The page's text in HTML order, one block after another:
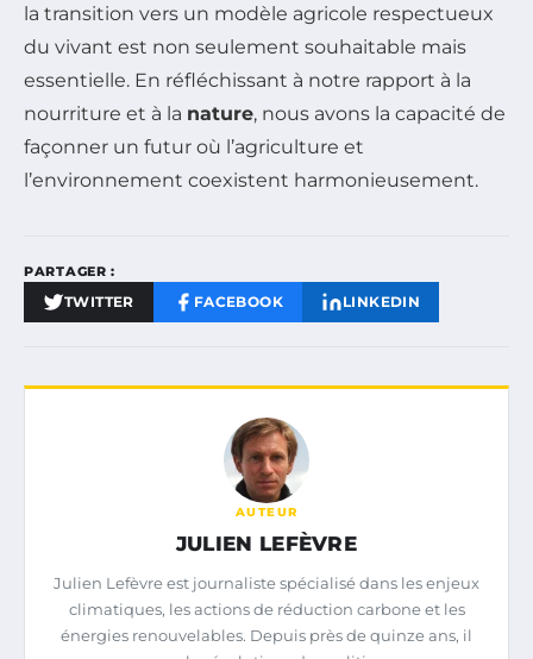
la transition vers un modèle agricole respectueux
du vivant est non seulement souhaitable mais
essentielle. En réfléchissant à notre rapport à la
nourriture et à la nature, nous avons la capacité de
façonner un futur où l’agriculture et
l’environnement coexistent harmonieusement.
PARTAGER :
TWITTER FACEBOOK LINKEDIN
AUTEUR
JULIEN LEFÈVRE
Julien Lefèvre est journaliste spécialisé dans les enjeux
climatiques, les actions de réduction carbone et les
énergies renouvelables. Depuis près de quinze ans, il